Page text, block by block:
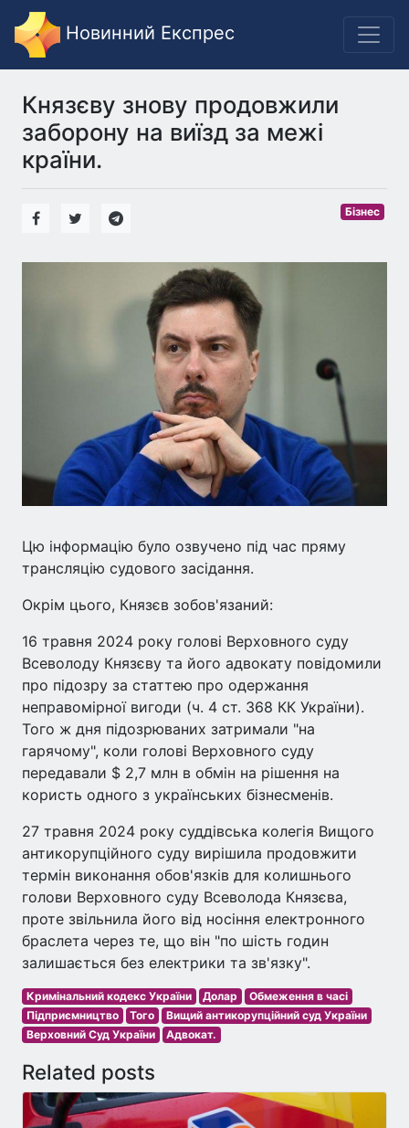
Новинний Експрес
Князєву знову продовжили
заборону на виїзд за межі
країни.
Бізнес
Цю інформацію було озвучено під час пряму
трансляцію судового засідання.
Окрім цього, Князєв зобов'язаний:
16 травня 2024 року голові Верховного суду
Всеволоду Князєву та його адвокату повідомили
про підозру за статтею про одержання
неправомірної вигоди (ч. 4 ст. 368 КК України).
Того ж дня підозрюваних затримали "на
гарячому", коли голові Верховного суду
передавали $ 2,7 млн в обмін на рішення на
користь одного з українських бізнесменів.
27 травня 2024 року суддівська колегія Вищого
антикорупційного суду вирішила продовжити
термін виконання обов'язків для колишнього
голови Верховного суду Всеволода Князєва,
проте звільнила його від носіння електронного
браслета через те, що він "по шість годин
залишається без електрики та зв'язку".
Кримінальний кодекс України Долар
Обмеження в часі
Підприємництво
Того
Вищий антикорупційний суд України
Верховний Суд України
Адвокат.
Related posts